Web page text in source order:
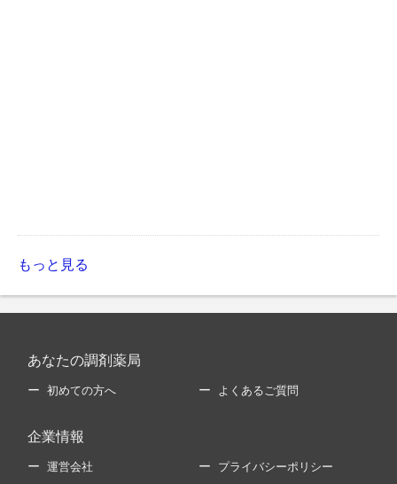
もっと見る
あなたの調剤薬局
初めての方へ よくあるご質問
企業情報
運営会社 プライバシーポリシー